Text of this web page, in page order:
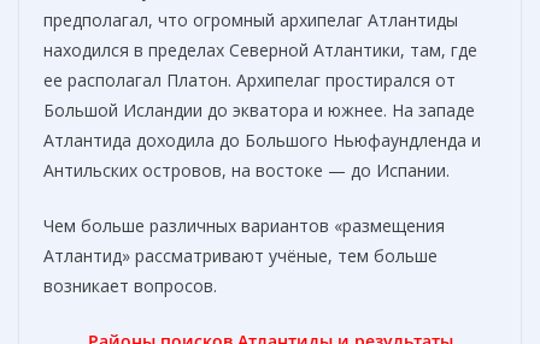
предполагал, что огромный архипелаг Атлантиды
находился в пределах Северной Атлантики, там, где
ее располагал Платон. Архипелаг простирался от
Большой Исландии до экватора и южнее. На западе
Атлантида доходила до Большого Ньюфаундленда и
Антильских островов, на востоке — до Испании.
Чем больше различных вариантов «размещения
Атлантид» рассматривают учёные, тем больше
возникает вопросов.